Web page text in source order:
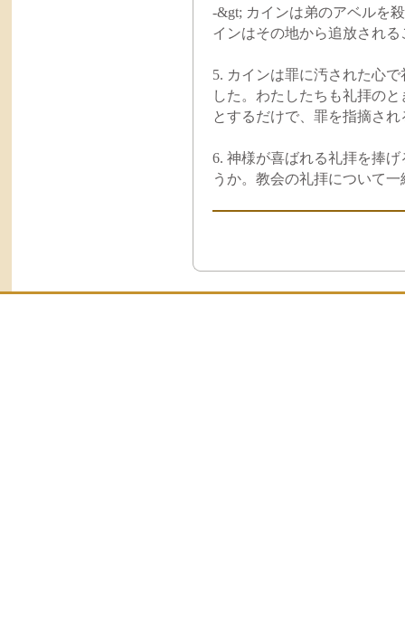
-&gt; カインは弟のアベルを
インはその地から追放され
5. カインは罪に汚された心
した。わたしたちも礼拝の
とするだけで、罪を指摘さ
6. 神様が喜ばれる礼拝を捧
うか。教会の礼拝について